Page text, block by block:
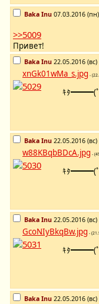
Baka Inu 07.03.2016
>>5009
Привет!
Baka Inu 22.05.2016 (вс)
xnGk01wMa_s.jpg -
ｷﾀ━━━(
Baka Inu 22.05.2016
w88KBqbBDcA.jpg -
ｷﾀ━━━(
Baka Inu 22.05.2016 (вс)
GcoNIyBkqBw.jpg -
ｷﾀ━━━(
Baka Inu 22.05.2016